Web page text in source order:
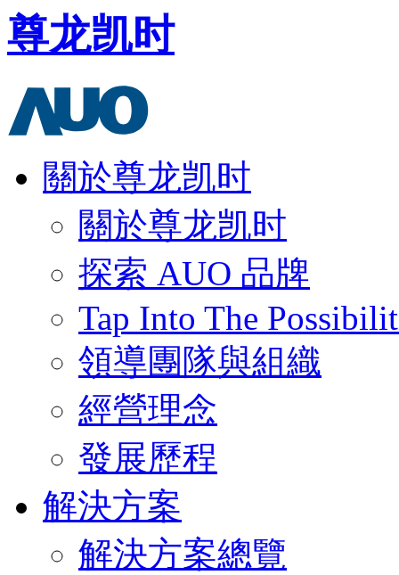
尊龙凯时
關於尊龙凯时
關於尊龙凯时
探索 AUO 品牌
Tap Into The
領導團隊與組織
經營理念
發展歷程
解決方案
解決方案總覽